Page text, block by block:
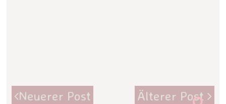
Neuerer Post Älterer Post